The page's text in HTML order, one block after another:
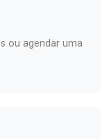
ou agendar uma